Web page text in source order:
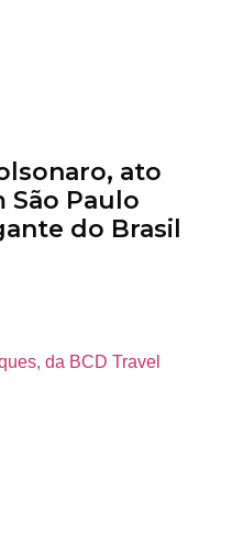
ato
São Paulo
do Brasil